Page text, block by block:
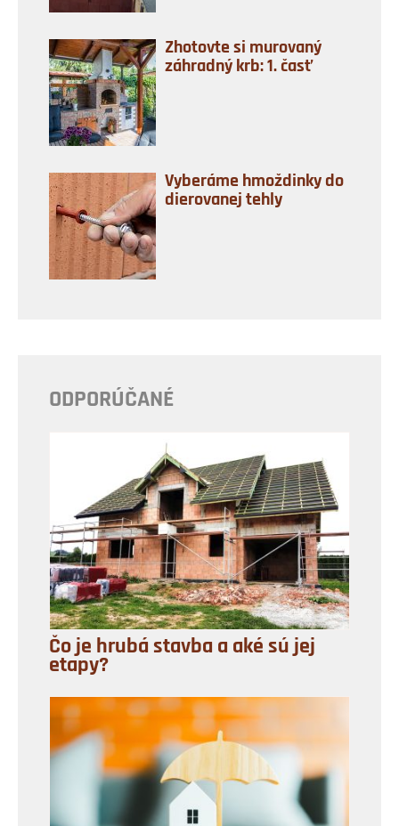
Zhotovte si murovaný
záhradný krb: 1. časť
Vyberáme hmoždinky do
dierovanej tehly
ODPORÚČANÉ
Čo je hrubá stavba a aké sú jej
etapy?